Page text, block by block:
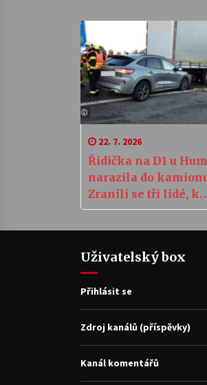
22. 7. 2026
Řidička na D1 u
narazila do
Zranili se tři lidé, k
nehodě letěl
Uživatelský box
Přihlásit se
Zdroj kanálů (příspěvky)
Kanál komentářů